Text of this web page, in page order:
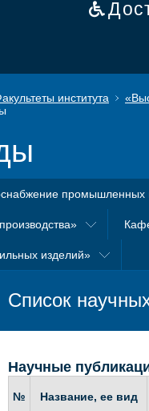
института
промышленных
изделий»
Список
Научные
№ Название, ее вид